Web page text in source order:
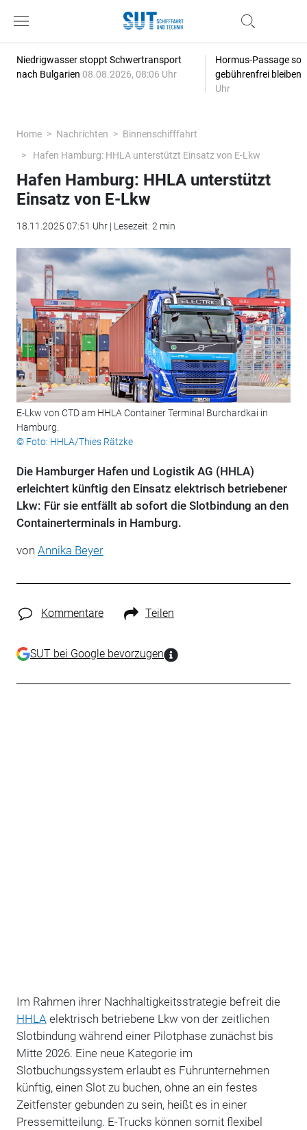
Niedrigwasser stoppt Schwertransport
nach Bulgarien 08.08.2026, 08:06 Uhr
Hormus-Passage
gebührenfrei bleiben
Uhr
Home Nachrichten
Binnenschifffahrt
Hafen Hamburg: HHLA unterstützt Einsatz von E-Lkw
Hafen Hamburg: HHLA unterstützt
Einsatz von E-Lkw
18.11.2025 07:51 Uhr | Lesezeit: 2 min
E-Lkw von CTD am HHLA Container Terminal Burchardkai in
Hamburg.
© Foto: HHLA/Thies Rätzke
Die Hamburger Hafen und Logistik AG (HHLA)
erleichtert künftig den Einsatz elektrisch betriebener
Lkw: Für sie entfällt ab sofort die Slotbindung an den
Containerterminals in Hamburg.
von Annika Beyer
Kommentare Teilen
SUT bei Google bevorzugen
Im Rahmen ihrer Nachhaltigkeitsstrategie befreit die
HHLA elektrisch betriebene Lkw von der zeitlichen
Slotbindung während einer Pilotphase zunächst bis
Mitte 2026. Eine neue Kategorie im
Slotbuchungssystem erlaubt es Fuhrunternehmen
künftig, einen Slot zu buchen, ohne an ein festes
Zeitfenster gebunden zu sein, heißt es in einer
Pressemitteilung. E-Trucks können somit flexibel